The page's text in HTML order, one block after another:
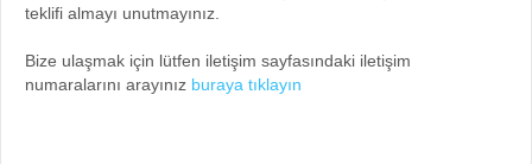
teklifi almayı unutmayınız.
Bize ulaşmak için lütfen iletişim sayfasındaki iletişim
numaralarını arayınız buraya tıklayın